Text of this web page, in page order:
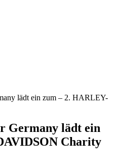
lädt ein zum – 2. HARLEY-
Germany lädt ein
Charity